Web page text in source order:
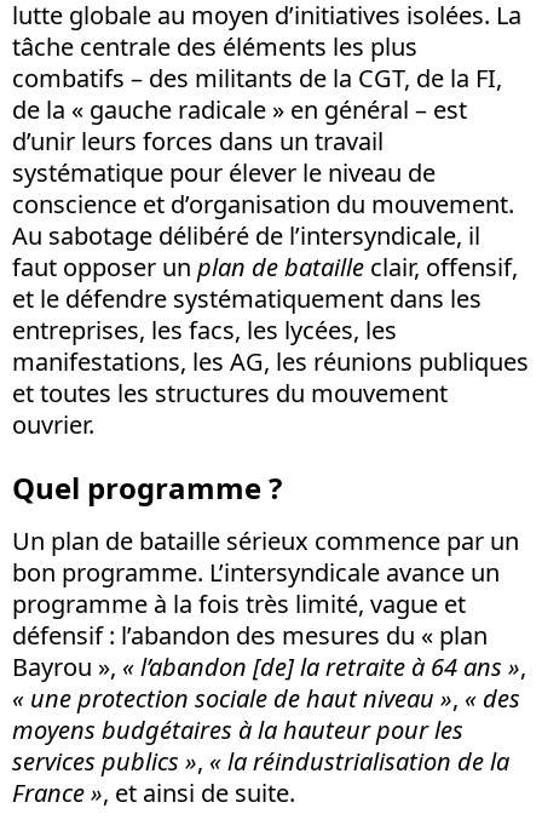
lutte globale au moyen d’initiatives isolées. La
tâche centrale des éléments les plus
combatifs – des militants de la CGT, de la FI,
de la « gauche radicale » en général – est
d’unir leurs forces dans un travail
systématique pour élever le niveau de
conscience et d’organisation du mouvement.
Au sabotage délibéré de l’intersyndicale, il
faut opposer un plan de bataille clair, offensif,
et le défendre systématiquement dans les
entreprises, les facs, les lycées, les
manifestations, les AG, les réunions publiques
et toutes les structures du mouvement
ouvrier.
Quel programme ?
Un plan de bataille sérieux commence par un
bon programme. L’intersyndicale avance un
programme à la fois très limité, vague et
défensif : l’abandon des mesures du « plan
Bayrou », « l’abandon [de] la retraite à 64 ans »,
« une protection sociale de haut niveau », « des
moyens budgétaires à la hauteur pour les
services publics », « la réindustrialisation de la
France », et ainsi de suite.